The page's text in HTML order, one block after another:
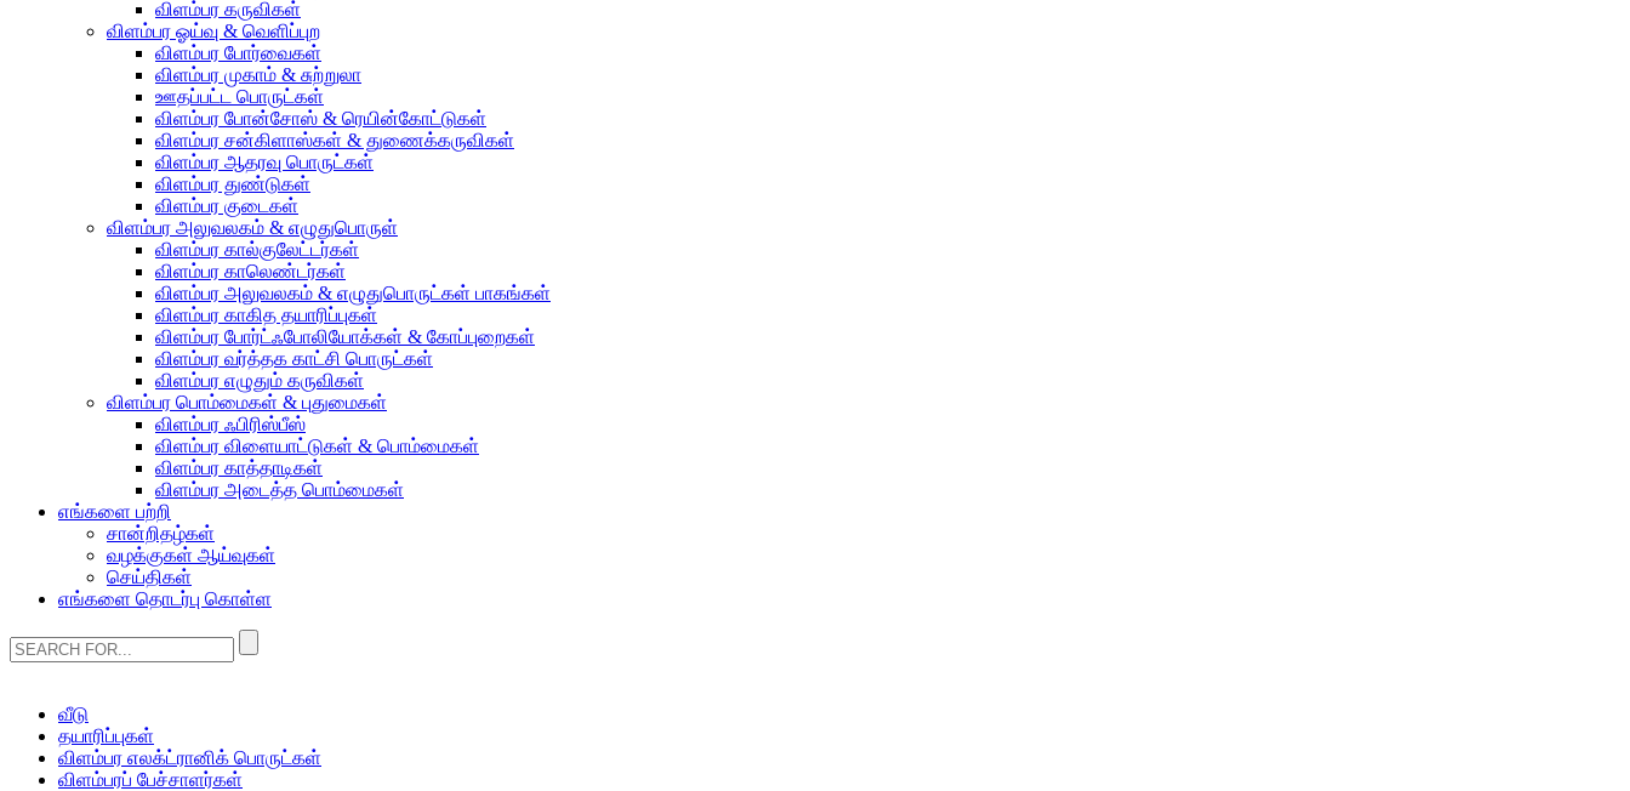
விளம்பர கருவிகள்
விளம்பர ஓய்வு & வெளிப்புற
விளம்பர போர்வைகள்
விளம்பர முகாம் & சுற்றுலா
ஊதப்பட்ட பொருட்கள்
விளம்பர போன்சோஸ் & ரெயின்கோட்டுகள்
விளம்பர சன்கிளாஸ்கள் & துணைக்கருவிகள்
விளம்பர ஆதரவு பொருட்கள்
விளம்பர துண்டுகள்
விளம்பர குடைகள்
விளம்பர அலுவலகம் & எழுதுபொருள்
விளம்பர கால்குலேட்டர்கள்
விளம்பர காலெண்டர்கள்
விளம்பர அலுவலகம் & எழுதுபொருட்கள் பாகங்கள்
விளம்பர காகித தயாரிப்புகள்
விளம்பர போர்ட்ஃபோலியோக்கள் & கோப்புறைகள்
விளம்பர வர்த்தக காட்சி பொருட்கள்
விளம்பர எழுதும் கருவிகள்
விளம்பர பொம்மைகள் & புதுமைகள்
விளம்பர ஃபிரிஸ்பீஸ்
விளம்பர விளையாட்டுகள் & பொம்மைகள்
விளம்பர காத்தாடிகள்
விளம்பர அடைத்த பொம்மைகள்
எங்களை பற்றி
சான்றிதழ்கள்
வழக்குகள் ஆய்வுகள்
செய்திகள்
எங்களை தொடர்பு கொள்ள
வீடு
தயாரிப்புகள்
விளம்பர எலக்ட்ரானிக் பொருட்கள்
விளம்பரப் பேச்சாளர்கள்